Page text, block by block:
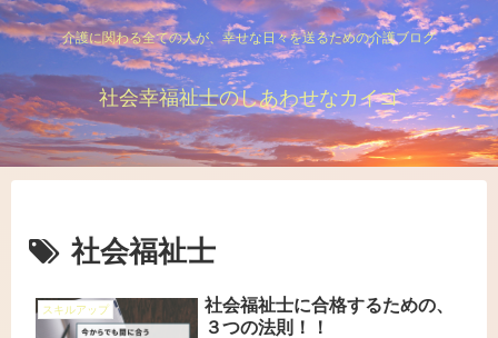
介護に関わる全ての人が、幸せな日々を送るための介護ブログ
社会幸福祉士のしあわせなカイゴ
社会福祉士
スキルアップ
社会福祉士に合格するための、
３つの法則！！